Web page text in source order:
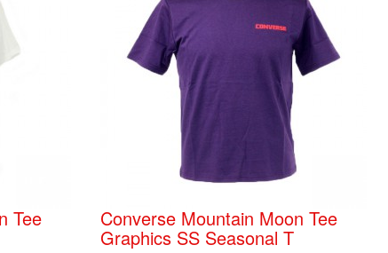
Tee Converse Mountain Moon Tee
Graphics SS Seasonal T